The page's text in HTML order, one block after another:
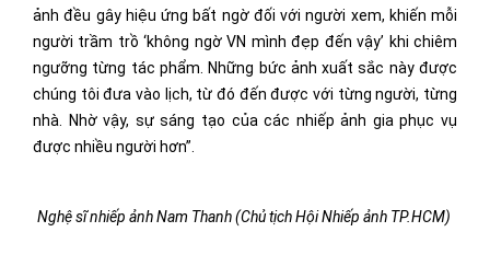
ảnh đều gây hiệu ứng bất ngờ đối với người xem, khiến mỗi
người trầm trồ ‘không ngờ VN mình đẹp đến vậy’ khi chiêm
ngưỡng từng tác phẩm. Những bức ảnh xuất sắc này được
chúng tôi đưa vào lịch, từ đó đến được với từng người, từng
nhà. Nhờ vậy, sự sáng tạo của các nhiếp ảnh gia phục vụ
được nhiều người hơn”.
Nghệ sĩ nhiếp ảnh Nam Thanh (Chủ tịch Hội Nhiếp ảnh TP.HCM)